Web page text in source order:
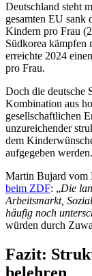
Deutschland steht
gesamten EU sank
Kindern pro Frau
Südkorea kämpfen
erreichte 2024
pro Frau.
Doch die deutsche
Kombination aus
gesellschaftlichen
unzureichender
dem
aufgegeben werden.
Martin Bujard vom
beim ZDF: „Die
Arbeitsmarkt,
häufig noch
würden durch
Fazit: